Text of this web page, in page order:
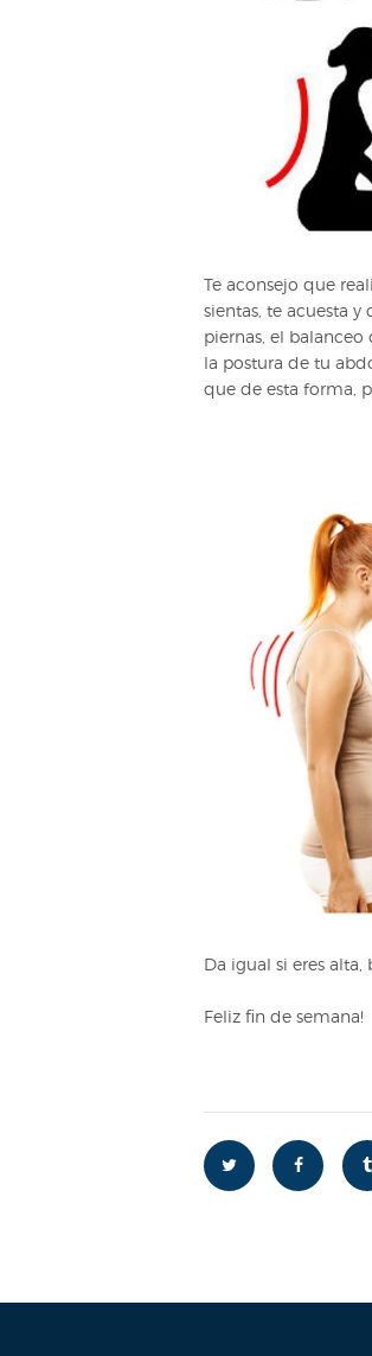
Te aconsejo que
sientas, te acuesta
piernas, el
la postura de tu
que de esta forma,
Da igual si eres
Feliz fin de semana!